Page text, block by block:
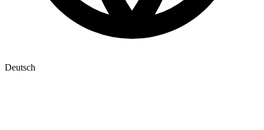
Deutsch